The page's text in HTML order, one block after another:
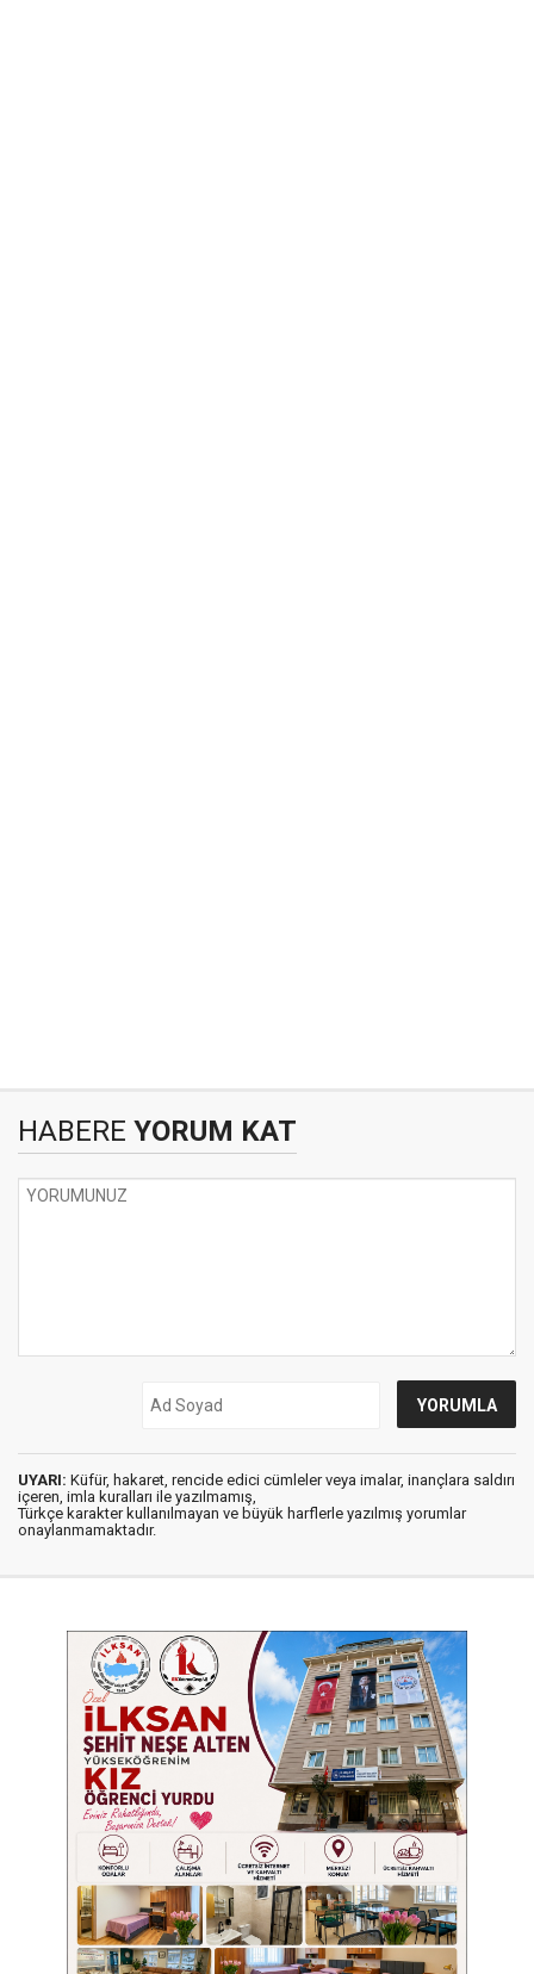
HABERE YORUM KAT
UYARI: Küfür, hakaret, rencide edici cümleler veya imalar, inançlara saldırı
içeren, imla kuralları ile yazılmamış,
Türkçe karakter kullanılmayan ve büyük harflerle yazılmış yorumlar
onaylanmamaktadır.